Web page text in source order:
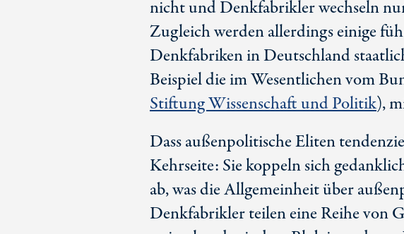
nicht und Denkfabrikler wechseln
Zugleich werden allerdings einige
Denkfabriken in Deutschland
Beispiel die im Wesentlichen vom
Stiftung Wissenschaft und Politik),
Dass außenpolitische Eliten
Kehrseite: Sie koppeln sich
ab, was die Allgemeinheit über
Denkfabrikler teilen eine Reihe von